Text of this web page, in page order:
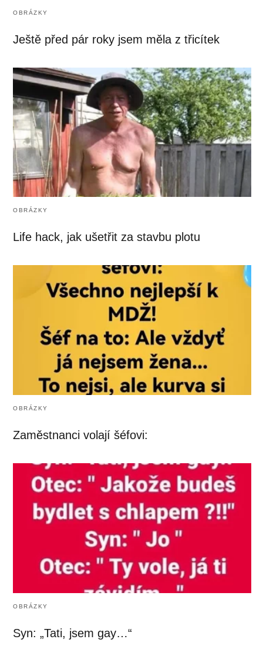
OBRÁZKY
Ještě před pár roky jsem měla z třicítek
OBRÁZKY
Life hack, jak ušetřit za stavbu plotu
OBRÁZKY
Zaměstnanci volají šéfovi:
OBRÁZKY
Syn: „Tati, jsem gay…“